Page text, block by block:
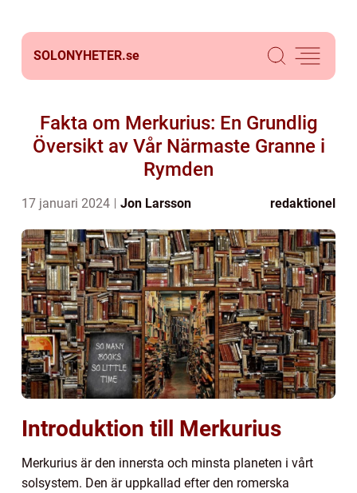
SOLONYHETER.se
Fakta om Merkurius: En Grundlig
Översikt av Vår Närmaste Granne i
Rymden
17 januari 2024 Jon Larsson redaktionel
Introduktion till Merkurius
Merkurius är den innersta och minsta planeten i vårt
solsystem. Den är uppkallad efter den romerska